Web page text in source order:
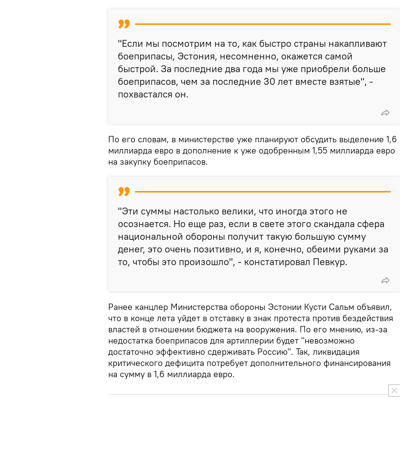
"Если мы посмотрим на то, как быстро страны накапливают
боеприпасы, Эстония, несомненно, окажется самой
быстрой. За последние два года мы уже приобрели больше
боеприпасов, чем за последние 30 лет вместе взятые", -
похвастался он.
По его словам, в министерстве уже планируют обсудить выделение 1,6
миллиарда евро в дополнение к уже одобренным 1,55 миллиарда евро
на закупку боеприпасов.
"Эти суммы настолько велики, что иногда этого не
осознается. Но еще раз, если в свете этого скандала сфера
национальной обороны получит такую большую сумму
денег, это очень позитивно, и я, конечно, обеими руками за
то, чтобы это произошло", - констатировал Певкур.
Ранее канцлер Министерства обороны Эстонии Кусти Сальм объявил,
что в конце лета уйдет в отставку в знак протеста против бездействия
властей в отношении бюджета на вооружения. По его мнению, из-за
недостатка боеприпасов для артиллерии будет "невозможно
достаточно эффективно сдерживать Россию". Так, ликвидация
критического дефицита потребует дополнительного финансирования
на сумму в 1,6 миллиарда евро.